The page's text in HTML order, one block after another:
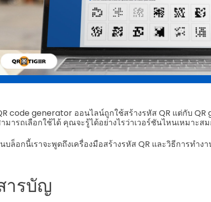
code generator ออนไลน์ถูกใช้สร้างรหัส QR แต่กับ
มารถเลือกใช้ได้ คุณจะรู้ได้อย่างไรว่าเวอร์ชันไหนเหมาะ
บล็อกนี้เราจะพูดถึงเครื่องมือสร้างรหัส QR และวิธีการทำง
ารบัญ